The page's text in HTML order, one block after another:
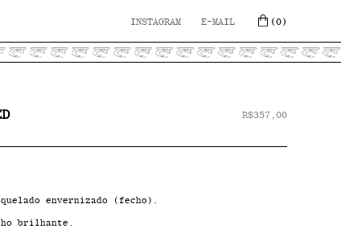
INSTAGRAM E-MAIL (0)
R$357,00
envernizado (fecho).
brilhante.